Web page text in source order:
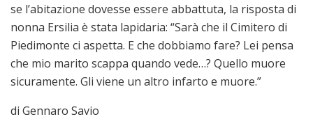
se l’abitazione dovesse essere abbattuta, la risposta di
nonna Ersilia è stata lapidaria: “Sarà che il Cimitero di
Piedimonte ci aspetta. E che dobbiamo fare? Lei pensa
che mio marito scappa quando vede…? Quello muore
sicuramente. Gli viene un altro infarto e muore.”
di Gennaro Savio